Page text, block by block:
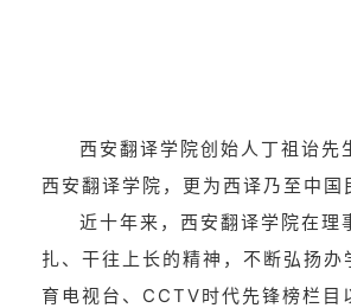
西安翻译学院创始人丁祖诒
西安翻译学院，更为西译乃至中
近十年来，西安翻译学院在
扎、干往上长的精神，不断弘扬
育电视台、CCTV时代先锋榜栏